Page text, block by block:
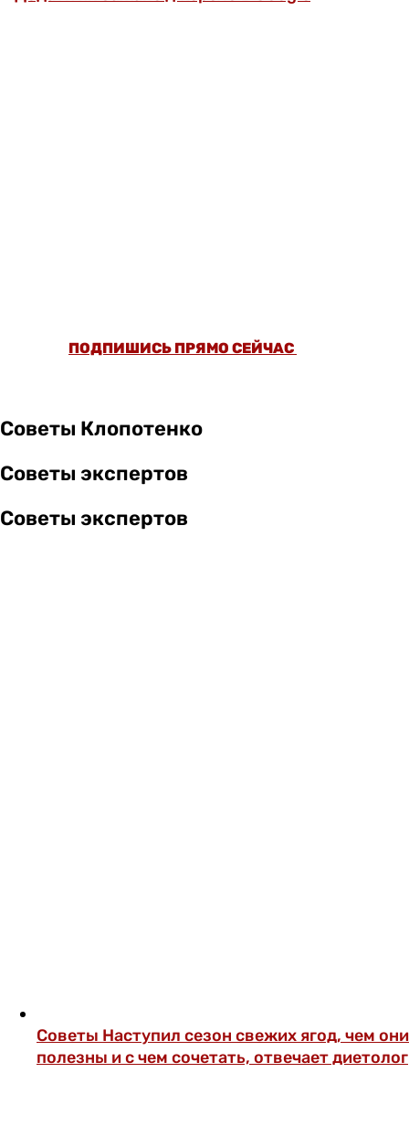
ПОДПИШИСЬ ПРЯМО СЕЙЧАС
Советы Клопотенко
Советы экспертов
Советы экспертов
Советы Наступил сезон свежих ягод, чем они
полезны и с чем сочетать, отвечает диетолог